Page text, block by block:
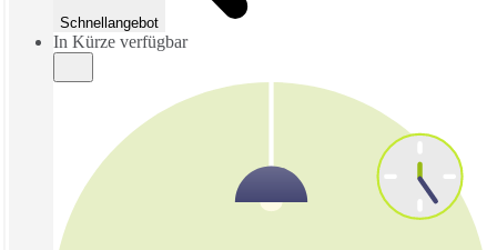
Schnellangebot
In Kürze verfügbar